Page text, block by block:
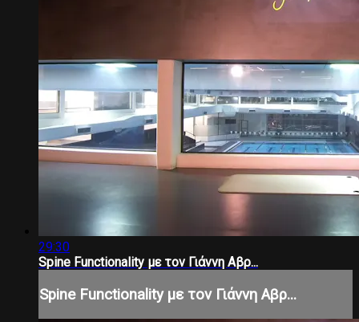
29:30
Spine Functionality με τον Γιάννη Αβρ...
Spine Functionality με τον Γιάννη Αβρ...